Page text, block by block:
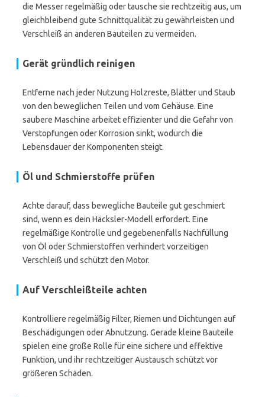
die Messer regelmäßig oder tausche sie rechtzeitig aus, um
gleichbleibend gute Schnittqualität zu gewährleisten und
Verschleiß an anderen Bauteilen zu vermeiden.
Gerät gründlich reinigen
Entferne nach jeder Nutzung Holzreste, Blätter und Staub
von den beweglichen Teilen und vom Gehäuse. Eine
saubere Maschine arbeitet effizienter und die Gefahr von
Verstopfungen oder Korrosion sinkt, wodurch die
Lebensdauer der Komponenten steigt.
Öl und Schmierstoffe prüfen
Achte darauf, dass bewegliche Bauteile gut geschmiert
sind, wenn es dein Häcksler-Modell erfordert. Eine
regelmäßige Kontrolle und gegebenenfalls Nachfüllung
von Öl oder Schmierstoffen verhindert vorzeitigen
Verschleiß und schützt den Motor.
Auf Verschleißteile achten
Kontrolliere regelmäßig Filter, Riemen und Dichtungen auf
Beschädigungen oder Abnutzung. Gerade kleine Bauteile
spielen eine große Rolle für eine sichere und effektive
Funktion, und ihr rechtzeitiger Austausch schützt vor
größeren Schäden.